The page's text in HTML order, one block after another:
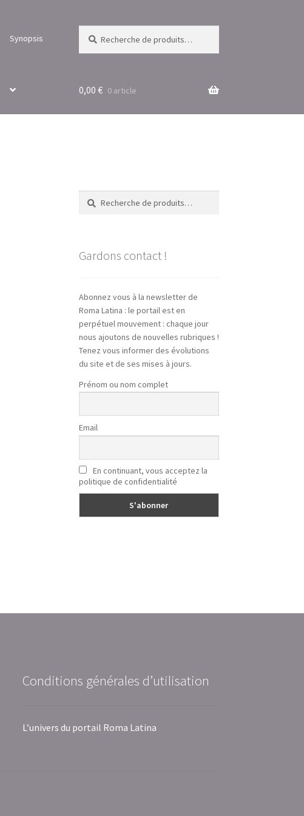
Synopsis
pour :
0,00 € 0 article
Recherche
pour :
Recherche
Gardons contact !
Abonnez vous à la newsletter de
Roma Latina : le portail est en
perpétuel mouvement : chaque jour
nous ajoutons de nouvelles rubriques !
Tenez vous informer des évolutions
du site et de ses mises à jours.
Prénom ou nom complet
Email
En continuant, vous acceptez la
politique de confidentialité
Conditions générales d’utilisation
L’univers du portail Roma Latina